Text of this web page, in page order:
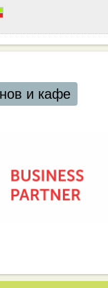
и кафе